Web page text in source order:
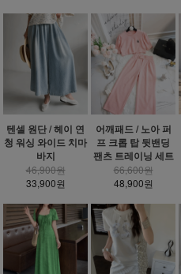
텐셀 원단 / 헤이 연
청 워싱 와이드 치마
바지
46,900원
33,900원
어깨패드 / 노아 퍼
프 크롭 탑 뒷밴딩
팬츠 트레이닝 세트
66,600원
48,900원